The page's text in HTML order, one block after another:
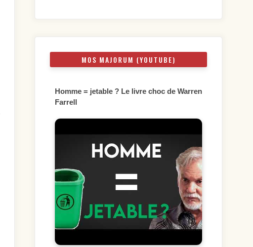
MOS MAJORUM (YOUTUBE)
Homme = jetable ? Le livre choc de Warren
Farrell